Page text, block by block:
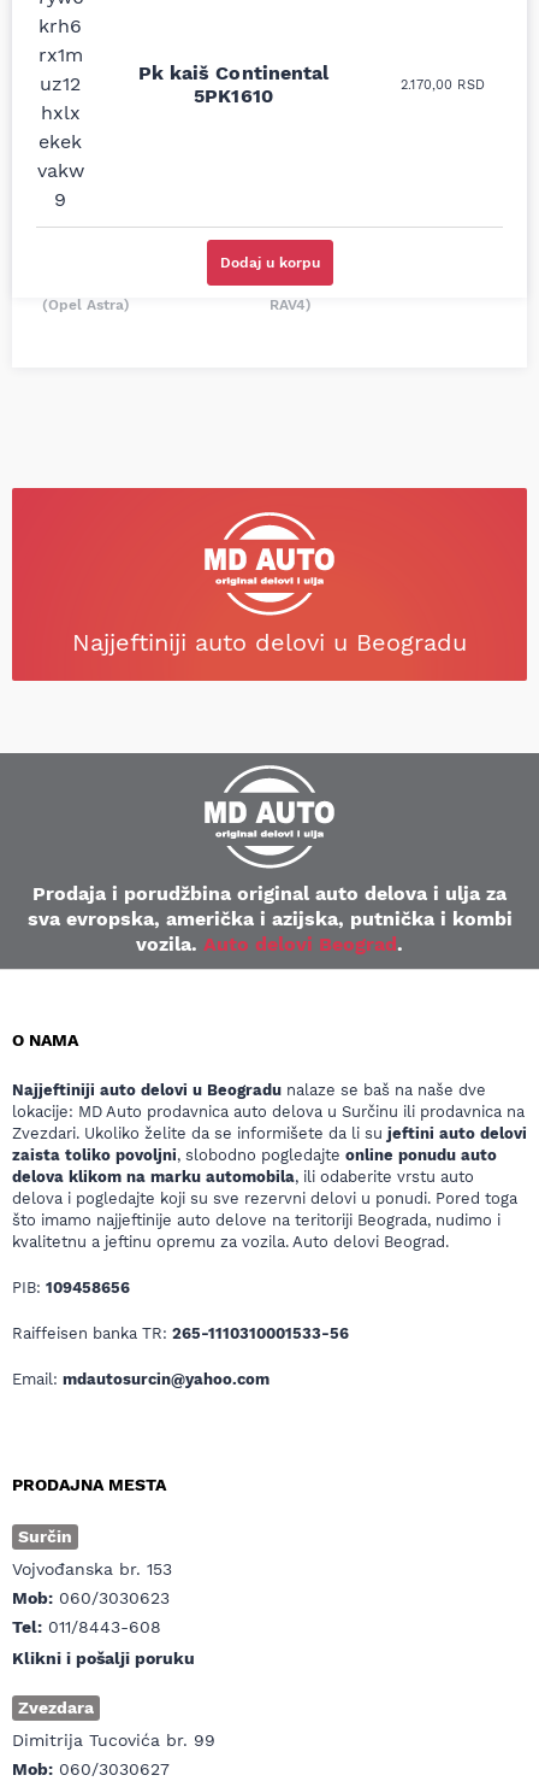
Pk kaiš Continental
5PK1610
2.170,00 RSD
Dodaj u korpu
Uporedila sam sve
moguće online
prodavnice auto delova
i definitivno najbolje
cene su ovde. Kupila
sam više puta auto
delove iz MD Auto. Uvek
proizvođača i
odgovarajuću opremu.
Svetlana Večerinović, Beograd
(Opel Astra)
Nisam bio siguran koji je
tačan naziv i tip
odgovarajućeg
proizvođača.
Stefan Savić, Beograd (Toyota
RAV4)
Najjeftiniji auto delovi u Beogradu
Prodaja i porudžbina original auto delova i ulja za
sva evropska, američka i azijska, putnička i kombi
vozila. Auto delovi Beograd.
O NAMA
Najjeftiniji auto delovi u Beogradu nalaze se baš na naše dve
lokacije: MD Auto prodavnica auto delova u Surčinu ili prodavnica na
Zvezdari. Ukoliko želite da se informišete da li su jeftini auto delovi
zaista toliko povoljni, slobodno pogledajte online ponudu auto
delova klikom na marku automobila, ili odaberite vrstu auto
delova i pogledajte koji su sve rezervni delovi u ponudi. Pored toga
što imamo najjeftinije auto delove na teritoriji Beograda, nudimo i
kvalitetnu a jeftinu opremu za vozila. Auto delovi Beograd.
PIB: 109458656
Raiffeisen banka TR: 265-1110310001533-56
Email: mdautosurcin@yahoo.com
PRODAJNA MESTA
Surčin
Vojvođanska br. 153
Mob: 060/3030623
Tel: 011/8443-608
Klikni i pošalji poruku
Zvezdara
Dimitrija Tucovića br. 99
Mob: 060/3030627